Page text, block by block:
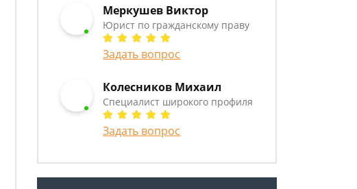
Меркушев Виктор
Юрист по гражданскому праву
Задать вопрос
Колесников Михаил
Специалист широкого профиля
Задать вопрос